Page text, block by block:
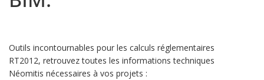
Outils incontournables pour les calculs réglementaires
RT2012, retrouvez toutes les informations techniques
Néomitis nécessaires à vos projets :